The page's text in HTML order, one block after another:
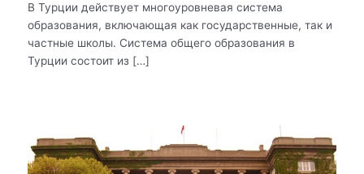
В Турции действует многоуровневая система
образования, включающая как государственные, так и
частные школы. Система общего образования в
Турции состоит из […]